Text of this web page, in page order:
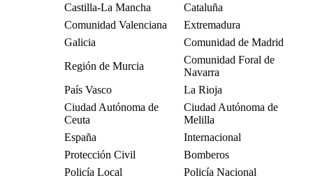
Castilla-La Mancha
Cataluña
Comunidad Valenciana
Extremadura
Galicia
Comunidad de Madrid
Región de Murcia
Comunidad Foral de
Navarra
País Vasco
La Rioja
Ciudad Autónoma de
Ceuta
Ciudad Autónoma de
Melilla
España
Internacional
Protección Civil
Bomberos
Policía Local
Policía Nacional